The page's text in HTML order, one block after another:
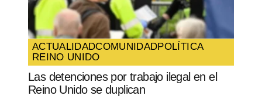
Guarda mi nombre, correo electrónico y
web en este navegador para la próxima
vez que comente.
SUBMIT COMMENT
ACTUALIDADCOMUNIDADPOLÍTICA
REINO UNIDO
Las detenciones por trabajo ilegal en el
Reino Unido se duplican